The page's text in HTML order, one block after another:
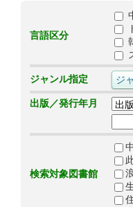
言語区分
ジャンル指定
出版／発行年月
検索対象図書館